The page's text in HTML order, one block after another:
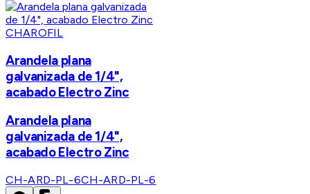
CHAROFIL
Arandela plana
galvanizada de 1/4",
acabado Electro Zinc
Arandela plana
galvanizada de 1/4",
acabado Electro Zinc
CH-ARD-PL-6CH-ARD-PL-6